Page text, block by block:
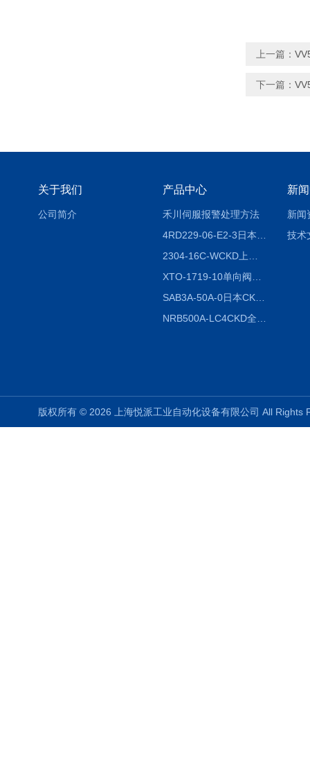
上一篇：
下一篇：
关于我们
公司简介
产品中心
禾川伺服报警处理方法
SAB3A-50A-0日本CKD全国授权代理
新
新闻
技术
版权所有 © 2026 上海悦派工业自动化设备有限公司 All